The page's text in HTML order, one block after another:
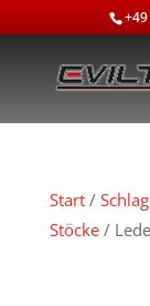
Start/
Stöcke/